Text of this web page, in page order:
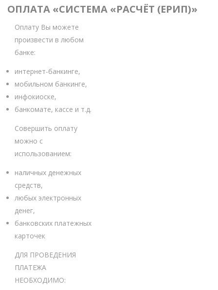
ОПЛАТА «СИСТЕМА «РАСЧЁТ (ЕРИП)»
Оплату Вы можете
произвести в любом
банке:
интернет-банкинге,
мобильном банкинге,
инфокиоске,
банкомате, кассе и т.д.
Совершить оплату
можно с
использованием:
наличных денежных
средств,
любых электронных
денег,
банковских платежных
карточек
ДЛЯ ПРОВЕДЕНИЯ
ПЛАТЕЖА
НЕОБХОДИМО: